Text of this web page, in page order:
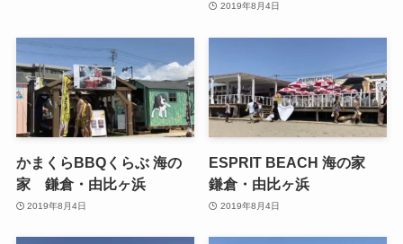
2019年8月4日
かまくらBBQくらぶ 海の
家 鎌倉・由比ヶ浜
2019年8月4日
ESPRIT BEACH 海の家
鎌倉・由比ヶ浜
2019年8月4日